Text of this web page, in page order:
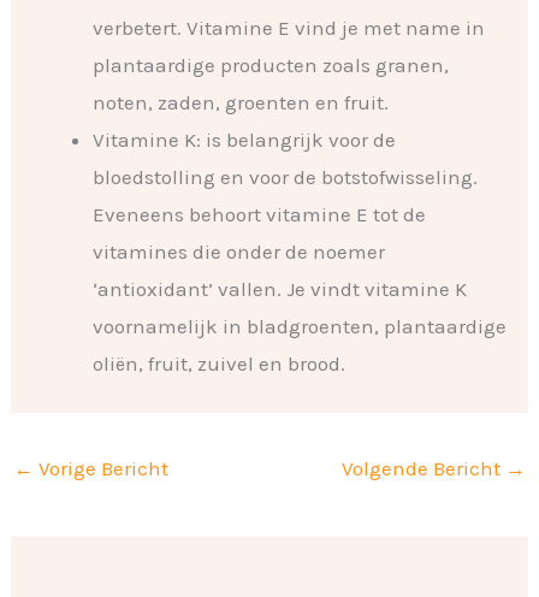
verbetert. Vitamine E vind je met name in
plantaardige producten zoals granen,
noten, zaden, groenten en fruit.
Vitamine K: is belangrijk voor de
bloedstolling en voor de botstofwisseling.
Eveneens behoort vitamine E tot de
vitamines die onder de noemer
‘antioxidant’ vallen. Je vindt vitamine K
voornamelijk in bladgroenten, plantaardige
oliën, fruit, zuivel en brood.
← Vorige Bericht Volgende Bericht →